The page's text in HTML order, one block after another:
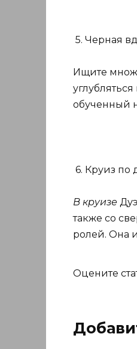
5. Черная
Ищите
обученный
6. Круиз по
В круизе
также со
ролей. Она
Оцените